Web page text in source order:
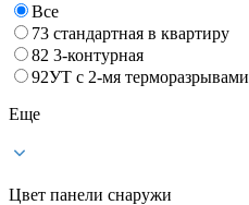
Все
73 стандартная в квартиру
82 3-контурная
92УТ с 2-мя терморазрывами
Еще
Цвет панели снаружи